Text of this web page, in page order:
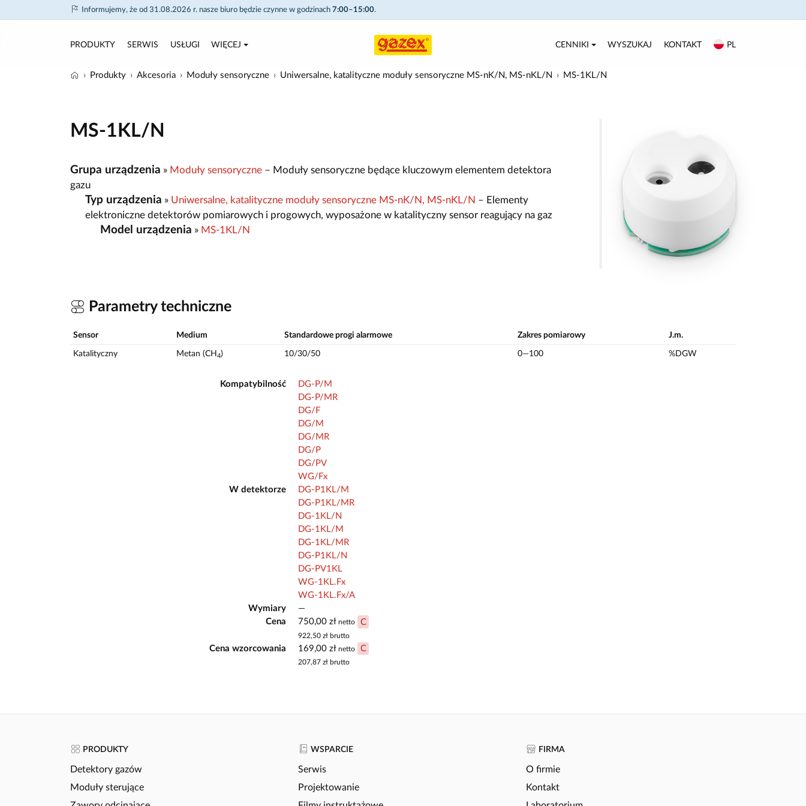
Informujemy, że od 31.08.2026 r. nasze biuro będzie czynne w godzinach 7:00–15:00.
PRODUKTY SERWIS USŁUGI WIĘCEJ CENNIKI WYSZUKAJ KONTAKT PL
Produkty Akcesoria Moduły sensoryczne Uniwersalne, katalityczne moduły sensoryczne MS-nK/N, MS-nKL/N MS-1KL/N
MS-1KL/N
Grupa urządzenia » Moduły sensoryczne – Moduły sensoryczne będące kluczowym elementem detektora
gazu
Typ urządzenia » Uniwersalne, katalityczne moduły sensoryczne MS-nK/N, MS-nKL/N – Elementy
elektroniczne detektorów pomiarowych i progowych, wyposażone w katalityczny sensor reagujący na gaz
Model urządzenia » MS-1KL/N
Parametry techniczne
Sensor Medium Standardowe progi alarmowe Zakres pomiarowy J.m.
Katalityczny Metan (CH 4) 10/30/50 0—100 %DGW
Kompatybilność
DG-P/M
DG-P/MR
DG/F
DG/M
DG/MR
DG/P
DG/PV
WG/Fx
W detektorze
DG-P1KL/M
DG-P1KL/MR
DG-1KL/N
DG-1KL/M
DG-1KL/MR
DG-P1KL/N
DG-PV1KL
WG-1KL.Fx
WG-1KL.Fx/A
Wymiary
—
Cena
750,00 zł netto C
922,50 zł brutto
Cena wzorcowania 169,00 zł netto C
207,87 zł brutto
PRODUKTY
Detektory gazów
Moduły sterujące
WSPARCIE
Serwis
Projektowanie
FIRMA
O firmie
Kontakt